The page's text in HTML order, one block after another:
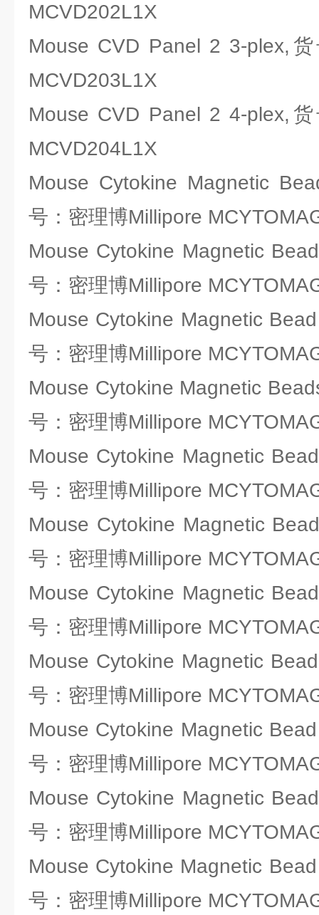
MCVD202L1X
Mouse CVD Panel 2 3-plex,
MCVD203L1X
Mouse CVD Panel 2 4-plex,
MCVD204L1X
Mouse Cytokine Magnetic
号：密理博Millipore
Mouse Cytokine Magnetic
号：密理博Millipore
Mouse Cytokine Magnetic
号：密理博Millipore
Mouse Cytokine Magnetic
号：密理博Millipore
Mouse Cytokine Magnetic
号：密理博Millipore
Mouse Cytokine Magnetic
号：密理博Millipore
Mouse Cytokine Magnetic
号：密理博Millipore
Mouse Cytokine Magnetic
号：密理博Millipore
Mouse Cytokine Magnetic
号：密理博Millipore
Mouse Cytokine Magnetic
号：密理博Millipore
Mouse Cytokine Magnetic
号：密理博Millipore